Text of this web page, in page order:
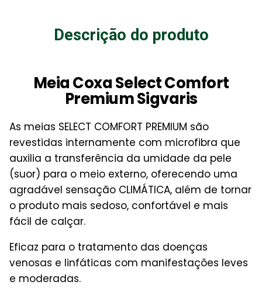
Descrição do produto
Meia Coxa Select Comfort
Premium Sigvaris
As meias SELECT COMFORT PREMIUM são
revestidas internamente com microfibra que
auxilia a transferência da umidade da pele
(suor) para o meio externo, oferecendo uma
agradável sensação CLIMÁTICA, além de tornar
o produto mais sedoso, confortável e mais
fácil de calçar.
Eficaz para o tratamento das doenças
venosas e linfáticas com manifestações leves
e moderadas.